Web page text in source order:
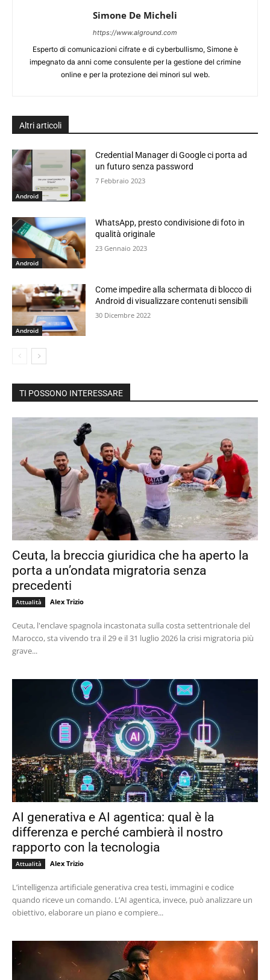
Simone De Micheli
https://www.alground.com
Esperto di comunicazioni cifrate e di cyberbullismo, Simone è
impegnato da anni come consulente per la gestione del crimine
online e per la protezione dei minori sul web.
Altri articoli
Android
Credential Manager di Google ci porta ad
un futuro senza password
7 Febbraio 2023
Android
WhatsApp, presto condivisione di foto in
qualità originale
23 Gennaio 2023
Android
Come impedire alla schermata di blocco di
Android di visualizzare contenuti sensibili
30 Dicembre 2022
TI POSSONO INTERESSARE
Ceuta, la breccia giuridica che ha aperto la
porta a un’ondata migratoria senza
precedenti
Attualità Alex Trizio
Ceuta, l'enclave spagnola incastonata sulla costa settentrionale del
Marocco, sta vivendo tra il 29 e il 31 luglio 2026 la crisi migratoria più
grave...
AI generativa e AI agentica: qual è la
differenza e perché cambierà il nostro
rapporto con la tecnologia
Attualità Alex Trizio
L’intelligenza artificiale generativa crea testi, immagini e codice
quando riceve un comando. L’AI agentica, invece, può analizzare un
obiettivo, elaborare un piano e compiere...